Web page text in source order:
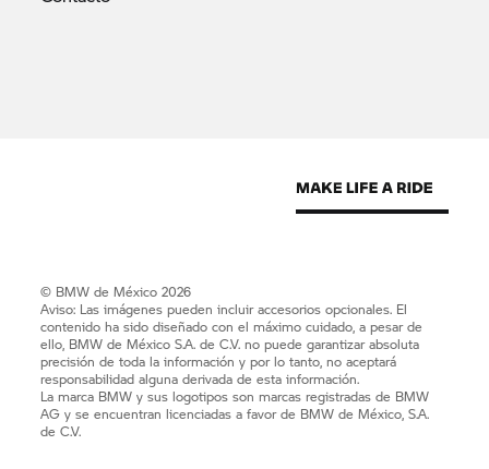
© BMW de México 2026
Aviso: Las imágenes pueden incluir accesorios opcionales. El
contenido ha sido diseñado con el máximo cuidado, a pesar de
ello, BMW de México S.A. de C.V. no puede garantizar absoluta
precisión de toda la información y por lo tanto, no aceptará
responsabilidad alguna derivada de esta información.
La marca BMW y sus logotipos son marcas registradas de BMW
AG y se encuentran licenciadas a favor de BMW de México, S.A.
de C.V.